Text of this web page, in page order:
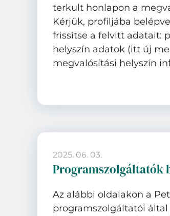
terkult honlapon a
Kérjük, profiljába
frissítse a felvitt adatait:
helyszín adatok (itt új
megvalósítási helyszín
2025. 06. 03.
Programszolgáltatók
Az alábbi oldalakon a
programszolgáltatói